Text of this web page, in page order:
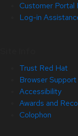
Customer Portal
Log-in
Trust Red Hat
Browser
Accessibility
Awards and
Colophon